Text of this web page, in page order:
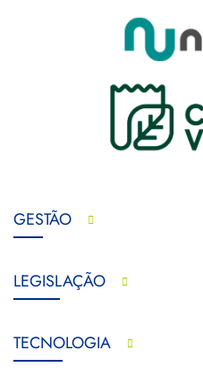
GESTÃO
LEGISLAÇÃO
TECNOLOGIA